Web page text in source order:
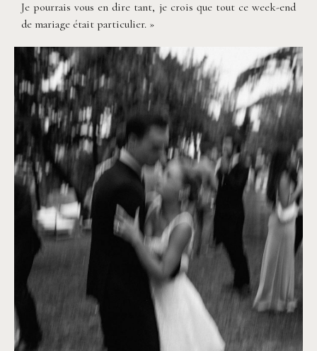
Je pourrais vous en dire tant, je crois que tout ce week-end
de mariage était particulier. »